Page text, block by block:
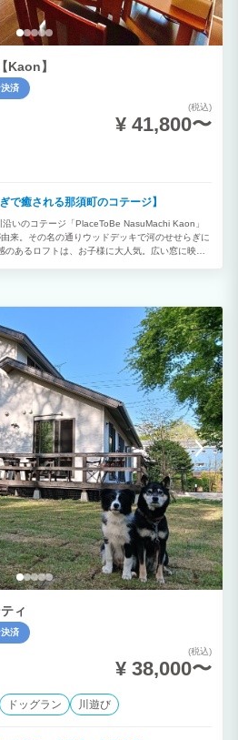
Kaon】
済
(税込)
¥ 41,800〜
で癒される那須町のコテージ】
いのコテージ「PlaceToBe NasuMachi Kaon」
来。その名の通りウッドデッキで河のせせらぎに
あるロフトは、お子様に大人気。広い窓に映る
スペースと高速Wi-Fi、無料の駐車場、デッキで
ご用意してお待ちしております。 『那須の人気
間） 那須ハイランドパーク（10分） 那須渓流パ
高原（15分） 那須サファリパーク（1分） 那須
う湖ファミリー牧場（10分） 那須どうぶつ王国
ります。 PlaceToBe NasuMachi店長
ィ
済
(税込)
¥ 38,000〜
ドッグラン 川遊び